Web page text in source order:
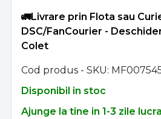
🚛Livrare prin Flota sau
DSC/FanCourier -
Colet
Cod produs - SKU
Disponibil in stoc
Ajunge la tine in 1-3 zile